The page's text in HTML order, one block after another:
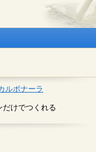
ルボナーラ
だけでつくれる